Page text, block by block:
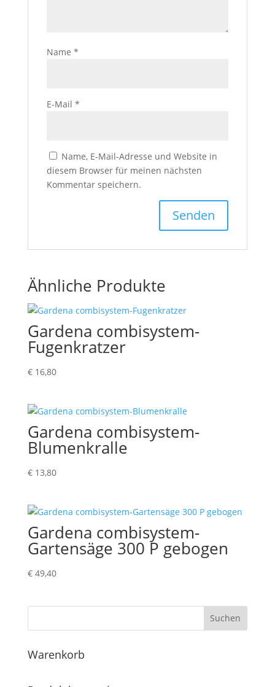
Name *
E-Mail *
Name, E-Mail-Adresse und Website in
diesem Browser für meinen nächsten
Kommentar speichern.
Ähnliche Produkte
Gardena combisystem-
Fugenkratzer
€16,80
Gardena combisystem-
Blumenkralle
€13,80
Gardena combisystem-
Gartensäge 300 P gebogen
€49,40
Suchen
Warenkorb